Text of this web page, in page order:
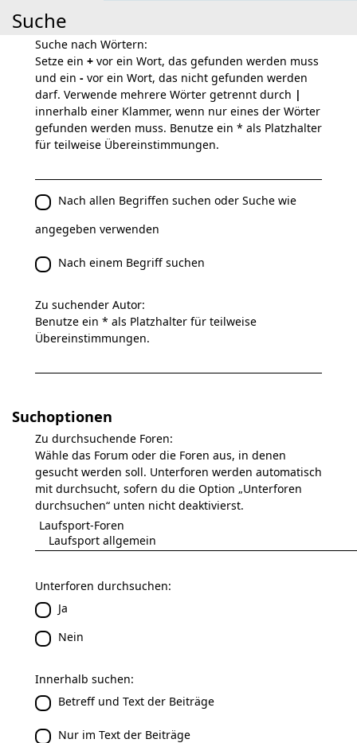
Suche
Suche nach Wörtern:
Setze ein + vor ein Wort, das gefunden werden muss
und ein - vor ein Wort, das nicht gefunden werden
darf. Verwende mehrere Wörter getrennt durch |
innerhalb einer Klammer, wenn nur eines der Wörter
gefunden werden muss. Benutze ein * als Platzhalter
für teilweise Übereinstimmungen.
Nach allen Begriffen suchen oder Suche wie
angegeben verwenden
Nach einem Begriff suchen
Zu suchender Autor:
Benutze ein * als Platzhalter für teilweise
Übereinstimmungen.
Suchoptionen
Zu durchsuchende Foren:
Wähle das Forum oder die Foren aus, in denen
gesucht werden soll. Unterforen werden automatisch
mit durchsucht, sofern du die Option „Unterforen
durchsuchen“ unten nicht deaktivierst.
Unterforen durchsuchen:
Ja
Nein
Innerhalb suchen:
Betreff und Text der Beiträge
Nur im Text der Beiträge